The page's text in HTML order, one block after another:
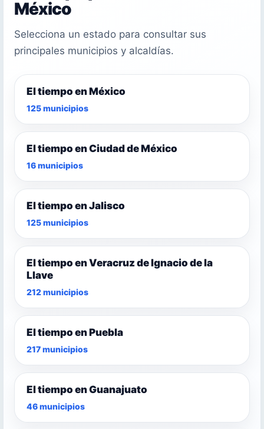
México
Selecciona un estado para consultar sus
principales municipios y alcaldías.
El tiempo en México
125 municipios
El tiempo en Ciudad de México
16 municipios
El tiempo en Jalisco
125 municipios
El tiempo en Veracruz de Ignacio de la
Llave
212 municipios
El tiempo en Puebla
217 municipios
El tiempo en Guanajuato
46 municipios